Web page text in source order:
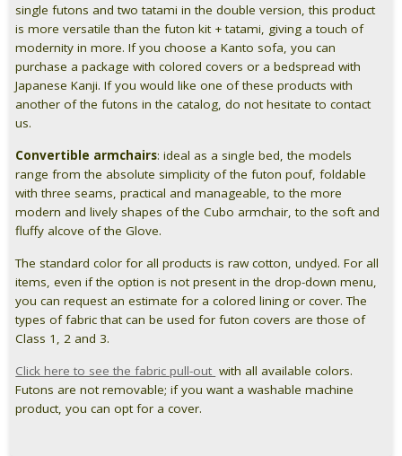
single futons and two tatami in the double version, this product
is more versatile than the futon kit + tatami, giving a touch of
modernity in more. If you choose a Kanto sofa, you can
purchase a package with colored covers or a bedspread with
Japanese Kanji. If you would like one of these products with
another of the futons in the catalog, do not hesitate to contact
us.
Convertible armchairs: ideal as a single bed, the models
range from the absolute simplicity of the futon pouf, foldable
with three seams, practical and manageable, to the more
modern and lively shapes of the Cubo armchair, to the soft and
fluffy alcove of the Glove.
The standard color for all products is raw cotton, undyed. For all
items, even if the option is not present in the drop-down menu,
you can request an estimate for a colored lining or cover. The
types of fabric that can be used for futon covers are those of
Class 1, 2 and 3.
Click here to see the fabric pull-out with all available colors.
Futons are not removable; if you want a washable machine
product, you can opt for a cover.